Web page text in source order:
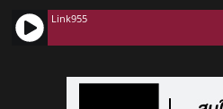
Link955